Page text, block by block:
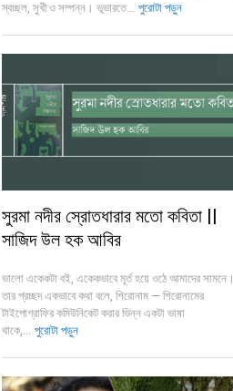
স্বচ্ছল, সুখী ও সম্পন্ন। ভূভারতে... পুরোটা পড়ুন
সুরমা নদীর স্রোতধারার মতো কবিতা ||
সাজিদ উল হক আবির
ভালো একেকটা বই, একেকভাবে মূর্ত হয়ে ওঠে আমাদের সামনে।
তার প্রচ্ছদ একভাবে কথা বলে, শিরোনাম — শিরোনামের
টাইপোগ্রাফির কমিউনিকেট করার ভিন্ন একটা ভাষা
থাকে,... পুরোটা পড়ুন